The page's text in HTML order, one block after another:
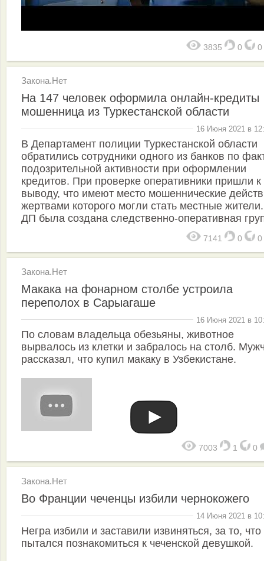
3835 0 0
Закона.Нет
На 147 человек оформила онлайн-кредиты
мошенница из Туркестанской области
16 Июня 2021 в
В Департамент полиции Туркестанской области
обратились сотрудники одного из банков по
подозрительной активности при оформлении
кредитов. При проверке оперативники пришли к
выводу, что имеют место мошеннические
жертвами которого могли стать местные
ДП была создана следственно-оперативная
7141 0 0
Закона.Нет
Макака на фонарном столбе устроила
переполох в Сарыагаше
16 Июня 2021 в
По словам владельца обезьяны, животное
вырвалось из клетки и забралось на столб.
рассказал, что купил макаку в Узбекистане.
7003 1 0
Закона.Нет
Во Франции чеченцы избили чернокожего
14 Июня 2021 в
Негра избили и заставили извиняться, за то, что
пытался познакомиться к чеченской девушкой.